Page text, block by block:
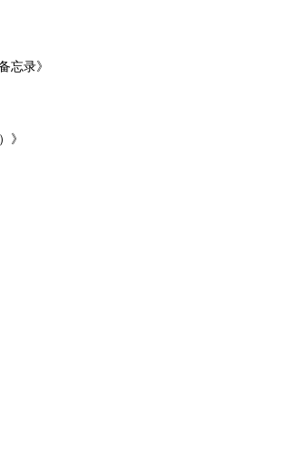
忘录》
》